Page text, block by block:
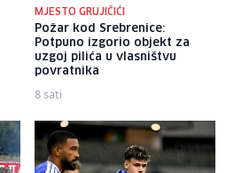
MJESTO GRUJIČIĆI
Požar kod Srebrenice:
Potpuno izgorio objekt za
uzgoj pilića u vlasništvu
povratnika
8 sati